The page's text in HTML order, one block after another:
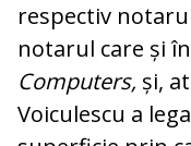
respectiv
notarul care și
Computers, și,
Voiculescu a